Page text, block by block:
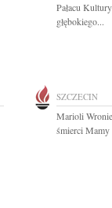
Pałacu
głębokiego...
SZCZECIN
Marioli
śmierci Mamy